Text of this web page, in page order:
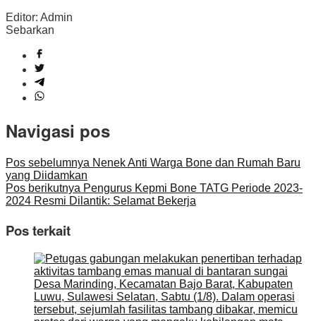
Editor: Admin
Sebarkan
Navigasi pos
Pos sebelumnya Nenek Anti Warga Bone dan Rumah Baru
yang Diidamkan
Pos berikutnya Pengurus Kepmi Bone TATG Periode 2023-
2024 Resmi Dilantik: Selamat Bekerja
Pos terkait